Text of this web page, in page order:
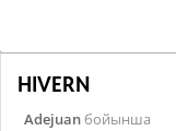
HIVERN
Adejuanбойынша